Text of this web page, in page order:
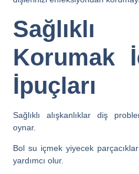
Korumak
İpuçları
Sağlıklı alışkanlıklar diş
oynar.
Bol su içmek yiyecek
yardımcı olur.